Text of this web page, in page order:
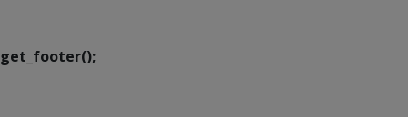
get_footer();